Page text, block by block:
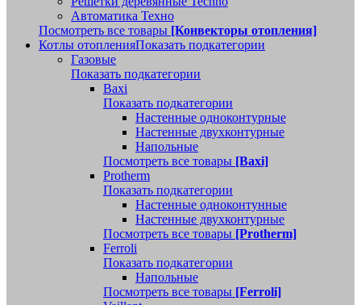
Автоматика Техно
Посмотреть все товары [Конвекторы отопления]
Котлы отопленияПоказать подкатегории
Газовые
Показать подкатегории
Baxi
Показать подкатегории
Настенные одноконтурные
Настенные двухконтурные
Напольные
Посмотреть все товары [Baxi]
Protherm
Показать подкатегории
Настенные одноконтунные
Настенные двухконтурные
Посмотреть все товары [Protherm]
Ferroli
Показать подкатегории
Напольные
Посмотреть все товары [Ferroli]